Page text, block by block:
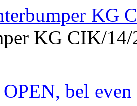
KG
KG CIK/14/
bel